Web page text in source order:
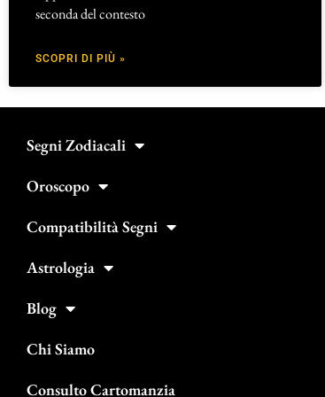
seconda del contesto
SCOPRI DI PIÙ »
Segni Zodiacali
Oroscopo
Compatibilità Segni
Astrologia
Blog
Chi Siamo
Consulto Cartomanzia